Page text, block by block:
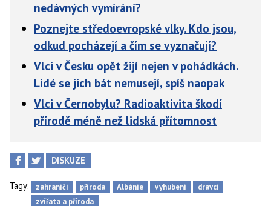
nedávných vymírání?
Poznejte středoevropské vlky. Kdo jsou,
odkud pocházejí a čím se vyznačují?
Vlci v Česku opět žijí nejen v pohádkách.
Lidé se jich bát nemusejí, spíš naopak
Vlci v Černobylu? Radioaktivita škodí
přírodě méně než lidská přítomnost
DISKUZE
Tagy: zahraničí příroda Albánie vyhubení
dravci
zvířata a příroda